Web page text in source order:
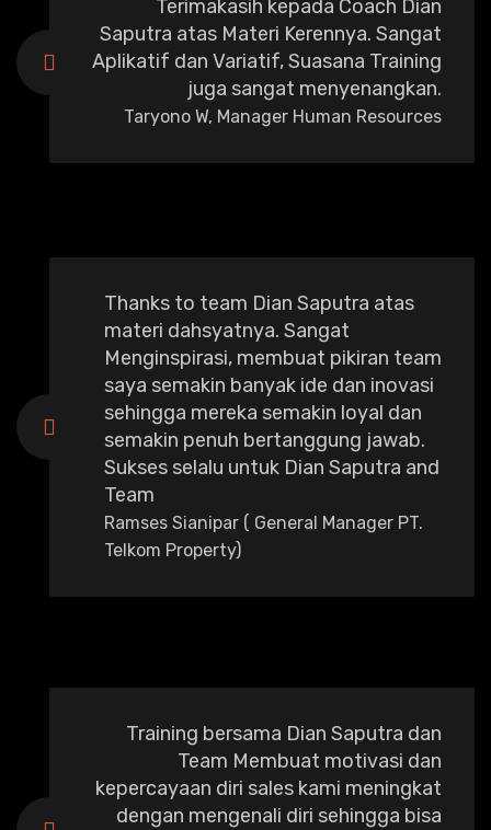
Terimakasih kepada Coach Dian
Saputra atas Materi Kerennya. Sangat
Aplikatif dan Variatif, Suasana Training
juga sangat menyenangkan.
Taryono W, Manager Human Resources
Thanks to team Dian Saputra atas
materi dahsyatnya. Sangat
Menginspirasi, membuat pikiran team
saya semakin banyak ide dan inovasi
sehingga mereka semakin loyal dan
semakin penuh bertanggung jawab.
Sukses selalu untuk Dian Saputra and
Team
Ramses Sianipar ( General Manager PT.
Telkom Property)
Training bersama Dian Saputra dan
Team Membuat motivasi dan
kepercayaan diri sales kami meningkat
dengan mengenali diri sehingga bisa